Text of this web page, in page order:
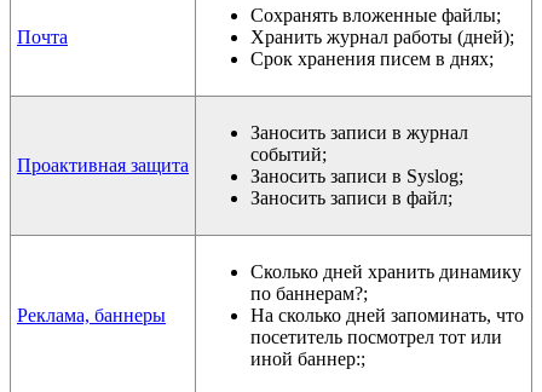
Почта
Сохранять вложенные файлы;
Хранить журнал работы (дней);
Срок хранения писем в днях;
Проактивная защита
Заносить записи в журнал
событий;
Заносить записи в Syslog;
Заносить записи в файл;
Реклама, баннеры
Сколько дней хранить динамику
по баннерам?;
На сколько дней запоминать, что
посетитель посмотрел тот или
иной баннер:;